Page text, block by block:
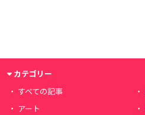
カテゴリー
すべての記事
アート